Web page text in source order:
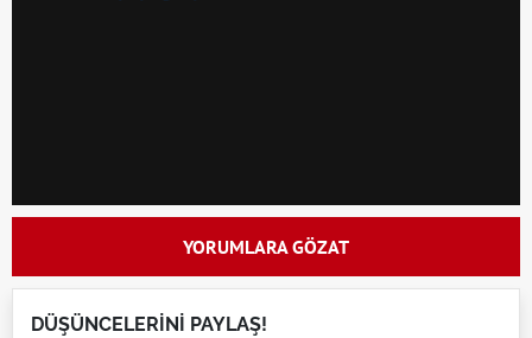
YORUMLARA GÖZAT
DÜŞÜNCELERİNİ PAYLAŞ!